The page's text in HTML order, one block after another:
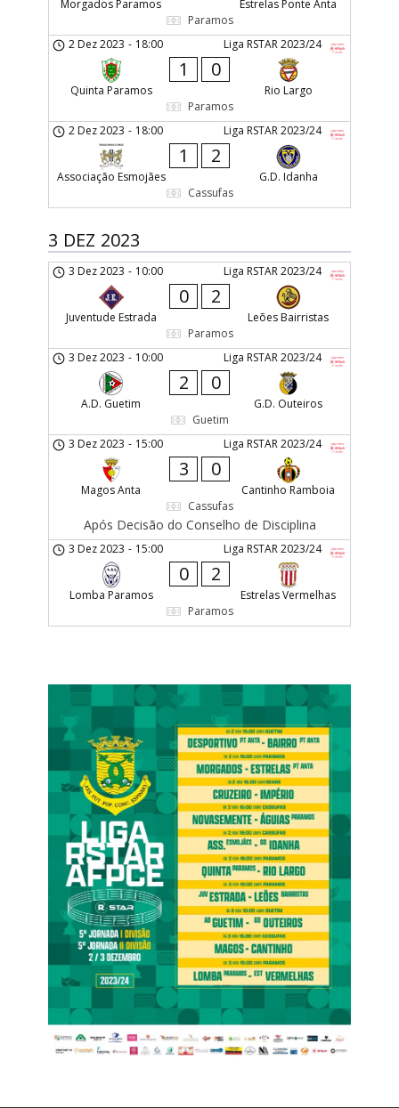
Morgados Paramos
Estrelas Ponte Anta
Paramos
Liga RSTAR 2023/24
2 Dez 2023 - 18:00
Quinta Paramos
1 0
Rio Largo
Paramos
Liga RSTAR 2023/24
2 Dez 2023 - 18:00
Associação Esmojães
1 2
G.D. Idanha
Cassufas
3 DEZ 2023
Liga RSTAR 2023/24
3 Dez 2023 - 10:00
Juventude Estrada
0 2
Leões Bairristas
Paramos
Liga RSTAR 2023/24
3 Dez 2023 - 10:00
A.D. Guetim
2 0
G.D. Outeiros
Guetim
Liga RSTAR 2023/24
3 Dez 2023 - 15:00
Magos Anta
3 0
Cantinho Ramboia
Cassufas
Após Decisão do Conselho de Disciplina
Liga RSTAR 2023/24
3 Dez 2023 - 15:00
Lomba Paramos
0 2
Estrelas Vermelhas
Paramos